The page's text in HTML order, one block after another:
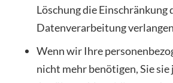
Löschung die Einschränkung
Datenverarbeitung
Wenn wir Ihre
nicht mehr benötigen, Sie sie